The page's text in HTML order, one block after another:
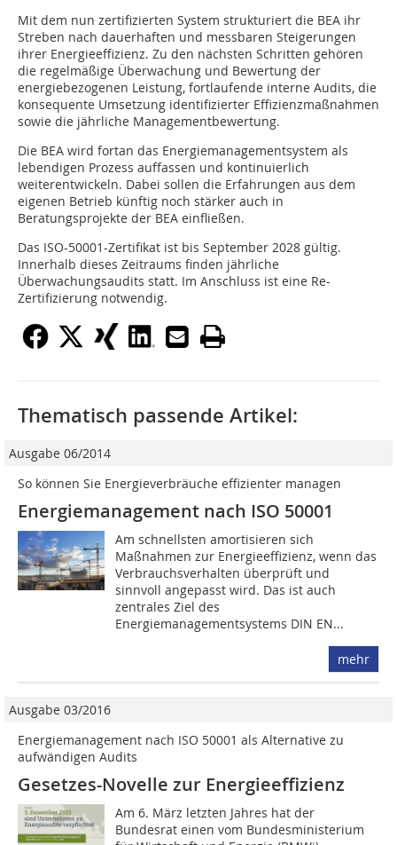
Mit dem nun zertifizierten System strukturiert die BEA ihr
Streben nach dauerhaften und messbaren Steigerungen
ihrer Energieeffizienz. Zu den nächsten Schritten gehören
die regelmäßige Überwachung und Bewertung der
energiebezogenen Leistung, fortlaufende interne Audits, die
konsequente Umsetzung identifizierter Effizienzmaßnahmen
sowie die jährliche Managementbewertung.
Die BEA wird fortan das Energiemanagementsystem als
lebendigen Prozess auffassen und kontinuierlich
weiterentwickeln. Dabei sollen die Erfahrungen aus dem
eigenen Betrieb künftig noch stärker auch in
Beratungsprojekte der BEA einfließen.
Das ISO-50001-Zertifikat ist bis September 2028 gültig.
Innerhalb dieses Zeitraums finden jährliche
Überwachungsaudits statt. Im Anschluss ist eine Re-
Zertifizierung notwendig.
Thematisch passende Artikel:
Ausgabe 06/2014
So können Sie Energieverbräuche effizienter managen
Energiemanagement nach ISO 50001
Am schnellsten amortisieren sich
Maßnahmen zur Energieeffizienz, wenn das
Verbrauchsverhalten überprüft und
sinnvoll angepasst wird. Das ist auch
zentrales Ziel des
Energiemanagementsystems DIN EN...
mehr
Ausgabe 03/2016
Energiemanagement nach ISO 50001 als Alternative zu
aufwändigen Audits
Gesetzes-Novelle zur Energieeffizienz
Am 6. März letzten Jahres hat der
Bundesrat einen vom Bundesministerium